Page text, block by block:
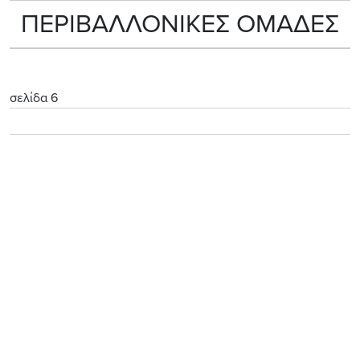
ΠΕΡΙΒΑΛΛΟΝΙΚΕΣ ΟΜΑΔΕΣ
σελίδα 6